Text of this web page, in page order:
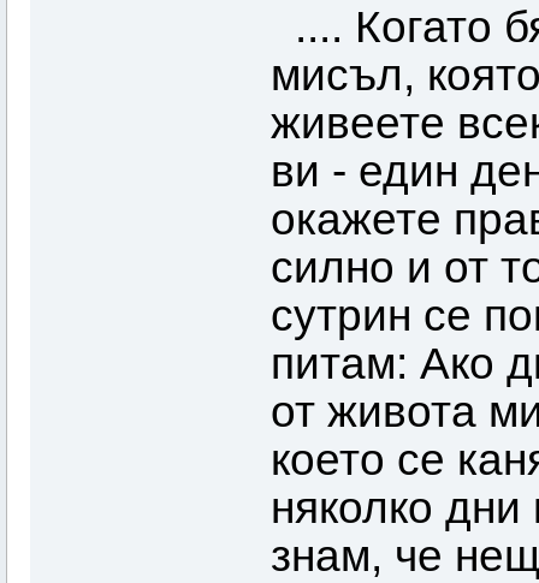
.... Когато
мисъл,
живеете
ви - един
окажете
силно и от
сутрин се
питам: Ако
от живота
което се
няколко
знам, че